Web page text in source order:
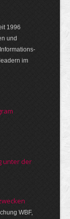
1996
und
im
unter der
WBF,